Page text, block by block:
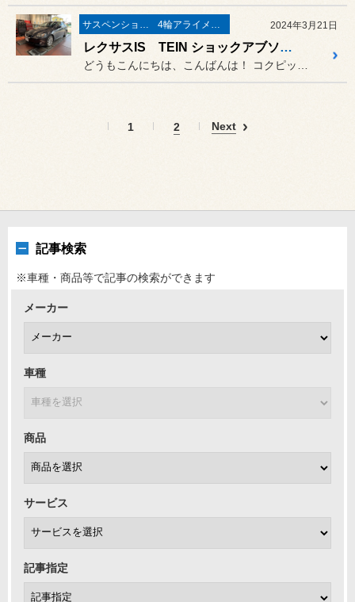
2024年3月21日
レクサスIS TEIN ショックアブソーバーへ交換
1 2 Next
記事検索
※車種・商品等で記事の検索ができます
メーカー
車種
商品
サービス
記事指定